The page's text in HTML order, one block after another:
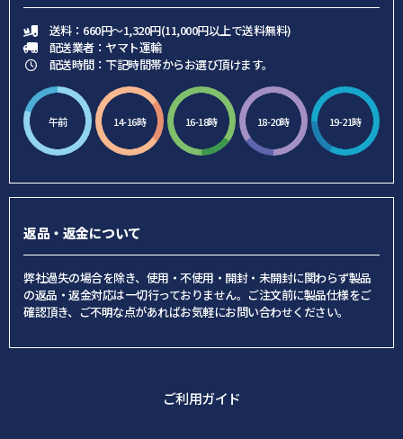
送料：660円～1,320円(11,000円以上で送料無料)
配送業者：ヤマト運輸
配送時間：下記時間帯からお選び頂けます。
午前 14-16時 16-18時 18-20時 19-21時
返品・返金について
弊社過失の場合を除き、使用・不使用・開封・未開封に関わらず製品
の返品・返金対応は一切行っておりません。ご注文前に製品仕様をご
確認頂き、ご不明な点があればお気軽にお問い合わせください。
ご利用ガイド